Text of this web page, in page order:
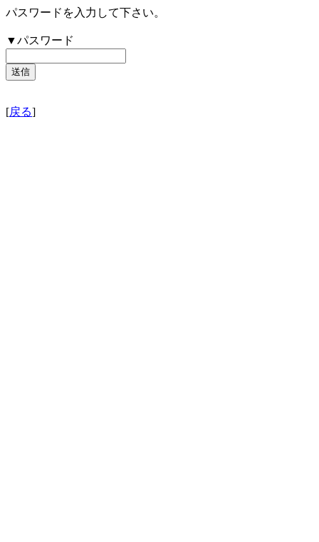
パスワードを入力して下さい。
▼パスワード
[戻る]